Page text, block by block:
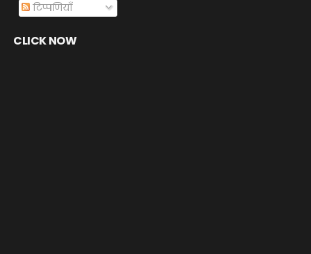
टिप्पणियाँ
CLICK NOW